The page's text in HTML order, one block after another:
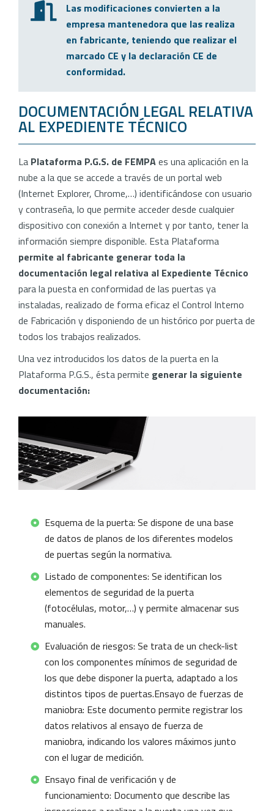
Las modificaciones convierten a la
empresa mantenedora que las realiza
en fabricante, teniendo que realizar el
marcado CE y la declaración CE de
conformidad.
DOCUMENTACIÓN LEGAL RELATIVA
AL EXPEDIENTE TÉCNICO
La Plataforma P.G.S. de FEMPAes una aplicación en la
nube a la que se accede a través de un portal web
(Internet Explorer, Chrome,…) identificándose con usuario
y contraseña, lo que permite acceder desde cualquier
dispositivo con conexión a Internet y por tanto, tener la
información siempre disponible. Esta Plataforma
permite al fabricante generar toda la
documentación legal relativa al Expediente Técnico
para la puesta en conformidad de las puertas ya
instaladas, realizado de forma eficaz el Control Interno
de Fabricación y disponiendo de un histórico por puerta de
todos los trabajos realizados.
Una vez introducidos los datos de la puerta en la
Plataforma P.G.S., ésta permite generar la siguiente
documentación:
Esquema de la puerta: Se dispone de una base
de datos de planos de los diferentes modelos
de puertas según la normativa.
Listado de componentes: Se identifican los
elementos de seguridad de la puerta
(fotocélulas, motor,…) y permite almacenar sus
manuales.
Evaluación de riesgos: Se trata de un check-list
con los componentes mínimos de seguridad de
los que debe disponer la puerta, adaptado a los
distintos tipos de puertas.Ensayo de fuerzas de
maniobra: Este documento permite registrar los
datos relativos al ensayo de fuerza de
maniobra, indicando los valores máximos junto
con el lugar de medición.
Ensayo final de verificación y de
funcionamiento: Documento que describe las